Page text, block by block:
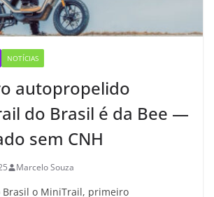
NOTÍCIAS
autopropelido
do Brasil é da Bee —
sem CNH
Marcelo Souza
Brasil o MiniTrail, primeiro